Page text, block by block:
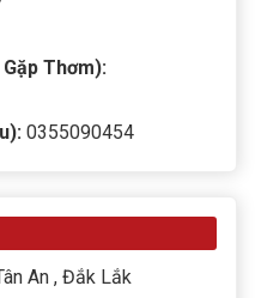
Thơm):
0355090454
An , Đắk Lắk